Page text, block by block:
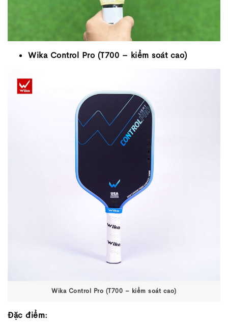
Wika Control Pro (T700 – kiểm soát cao)
Wika Control Pro (T700 – kiểm soát cao)
Đặc điểm: